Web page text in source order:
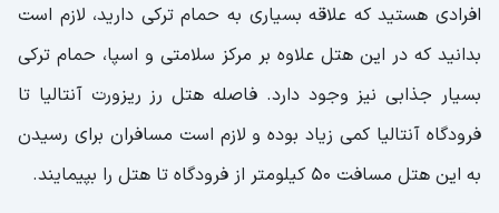
افرادی هستید که علاقه بسیاری به حمام ترکی دارید، لازم است
بدانید که در این هتل علاوه بر مرکز سلامتی و اسپا، حمام ترکی
بسیار جذابی نیز وجود دارد. فاصله هتل رز ریزورت آنتالیا تا
فرودگاه آنتالیا کمی زیاد بوده و لازم است مسافران برای رسیدن
به این هتل مسافت ۵۰ کیلومتر از فرودگاه تا هتل را بپیمایند.